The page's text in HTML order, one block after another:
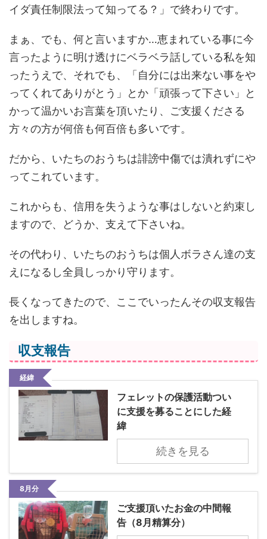
イダ責任制限法って知ってる？」で終わりです。
まぁ、でも、何と言いますか…恵まれている事に今
言ったように明け透けにベラベラ話している私を知
ったうえで、それでも、「自分には出来ない事をや
ってくれてありがとう」とか「頑張って下さい」と
かって温かいお言葉を頂いたり、ご支援くださる
方々の方が何倍も何百倍も多いです。
だから、いたちのおうちは誹謗中傷では潰れずにや
ってこれています。
これからも、信用を失うような事はしないと約束し
ますので、どうか、支えて下さいね。
その代わり、いたちのおうちは個人ボラさん達の支
えになるし全員しっかり守ります。
長くなってきたので、ここでいったんその収支報告
を出しますね。
収支報告
経緯
フェレットの保護活動つい
に支援を募ることにした経
緯
続きを見る
8月分
ご支援頂いたお金の中間報
告（8月精算分）